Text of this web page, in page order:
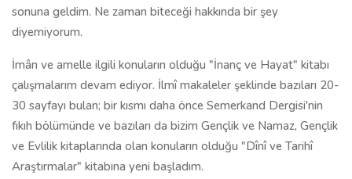
sonuna geldim. Ne zaman biteceği hakkında bir şey
diyemiyorum.
İmân ve amelle ilgili konuların olduğu "İnanç ve Hayat" kitabı
çalışmalarım devam ediyor. İlmî makaleler şeklinde bazıları 20-
30 sayfayı bulan; bir kısmı daha önce Semerkand Dergisi'nin
fıkıh bölümünde ve bazıları da bizim Gençlik ve Namaz, Gençlik
ve Evlilik kitaplarında olan konuların olduğu "Dînî ve Tarihî
Araştırmalar" kitabına yeni başladım.